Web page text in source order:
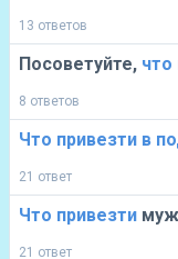
13 ответов
Посоветуйте, что
8 ответов
Что привезти в
21 ответ
Что привезти
21 ответ